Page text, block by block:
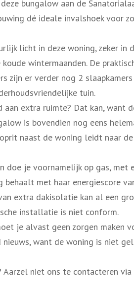
bungalow aan de
dé ideale invalshoek voor
licht in deze woning, zeker
wintermaanden. De
zijn er verder nog 2
tuin.
aan extra ruimte? Dat kan, want
is bovendien nog eens
naast de woning leidt naar
doe je voornamelijk op gas, met
behaalt met haar energiescore
extra dakisolatie kan al een
installatie is niet conform.
je alvast geen zorgen maken
nieuws, want de woning is niet
Aarzel niet ons te contacteren